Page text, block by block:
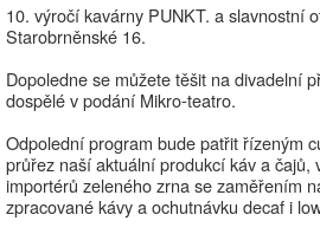
10. výročí kavárny PUNKT. a slavnostní
Starobrněnské 16.
Dopoledne se můžete těšit na divadelní
dospělé v podání Mikro-teatro.
Odpolední program bude patřit řízeným
průřez naší aktuální produkcí káv a čajů,
importérů zeleného zrna se zaměřením
zpracované kávy a ochutnávku decaf i